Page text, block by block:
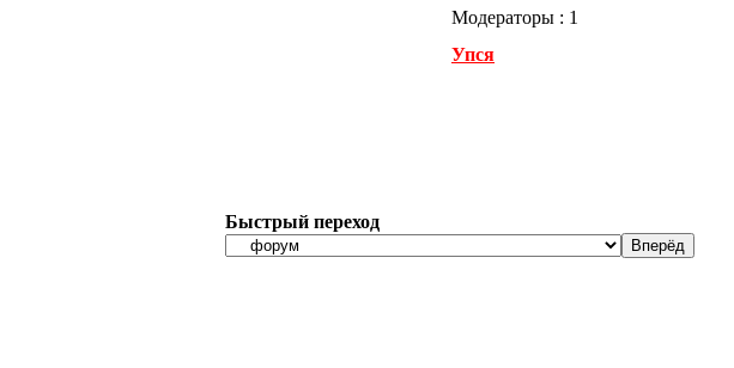
Модераторы : 1
Упся
Быстрый переход